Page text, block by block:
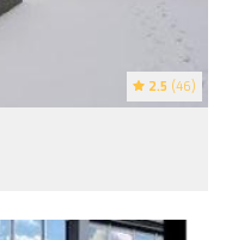
2.5 (46)